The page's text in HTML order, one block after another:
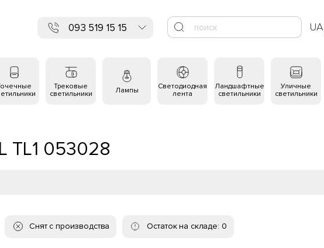
093 519 15 15 UA
Трековые
светильники
Лампы
Светодиодная
лента
Ландшафтные
светильники
Уличные
светильники
TL1 053028
Снят с производства Остаток на складе: 0